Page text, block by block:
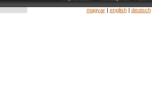
magyar| english| deutsch